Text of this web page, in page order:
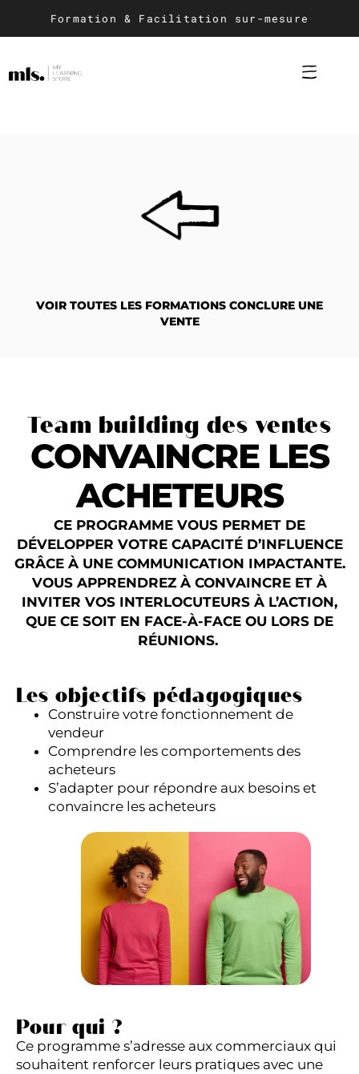
Formation & Facilitation sur-mesure
VOIR TOUTES LES FORMATIONS CONCLURE UNE
VENTE
Team building des ventes
CONVAINCRE LES
ACHETEURS
CE PROGRAMME VOUS PERMET DE
DÉVELOPPER VOTRE CAPACITÉ D’INFLUENCE
GRÂCE À UNE COMMUNICATION IMPACTANTE.
VOUS APPRENDREZ À CONVAINCRE ET À
INVITER VOS INTERLOCUTEURS À L’ACTION,
QUE CE SOIT EN FACE-À-FACE OU LORS DE
RÉUNIONS.
Les objectifs pédagogiques
Construire votre fonctionnement de
vendeur
Comprendre les comportements des
acheteurs
S’adapter pour répondre aux besoins et
convaincre les acheteurs
Pour qui ?
Ce programme s’adresse aux commerciaux qui
souhaitent renforcer leurs pratiques avec une